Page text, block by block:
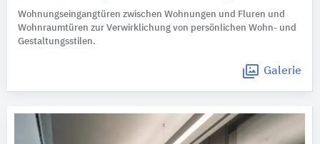
Wohnungseingangtüren zwischen Wohnungen und Fluren und
Wohnraumtüren zur Verwirklichung von persönlichen Wohn- und
Gestaltungsstilen.
Galerie